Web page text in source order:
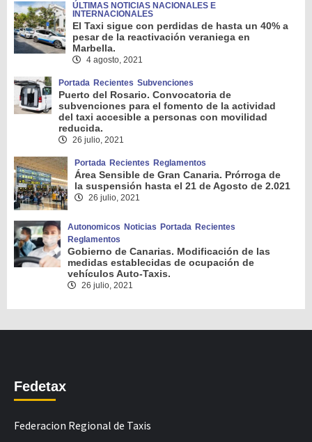
ÚLTIMAS NOTICIAS NACIONALES E
INTERNACIONALES
El Taxi sigue con perdidas de hasta un 40% a
pesar de la reactivación veraniega en
Marbella.
4 agosto, 2021
Portada Recientes Subvenciones
Puerto del Rosario. Convocatoria de
subvenciones para el fomento de la actividad
del taxi accesible a personas con movilidad
reducida.
26 julio, 2021
Portada Recientes Reglamentos
Área Sensible de Gran Canaria. Prórroga de
la suspensión hasta el 21 de Agosto de 2.021
26 julio, 2021
Autonomicos Noticias Portada Recientes
Reglamentos
Gobierno de Canarias. Modificación de las
medidas establecidas de ocupación de
vehículos Auto-Taxis.
26 julio, 2021
Fedetax
Federacion Regional de Taxis